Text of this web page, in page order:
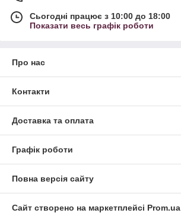
Сьогодні працює з 10:00 до 18:00
Показати весь графік роботи
Про нас
Контакти
Доставка та оплата
Графік роботи
Повна версія сайту
Сайт створено на маркетплейсі Prom.ua